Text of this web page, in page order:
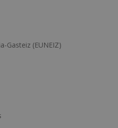
Gasteiz (EUNEIZ)